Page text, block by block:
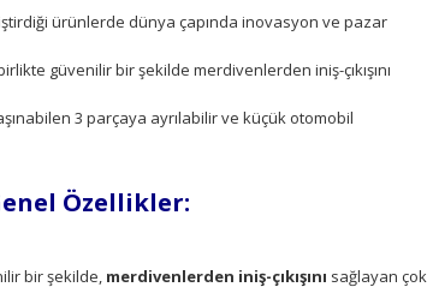
ürünlerde dünya çapında inovasyon ve pazar
güvenilir bir şekilde merdivenlerden iniş-çıkışını
3 parçaya ayrılabilir ve küçük otomobil
Özellikler:
bir şekilde, merdivenlerden iniş-çıkışını sağlayan çok